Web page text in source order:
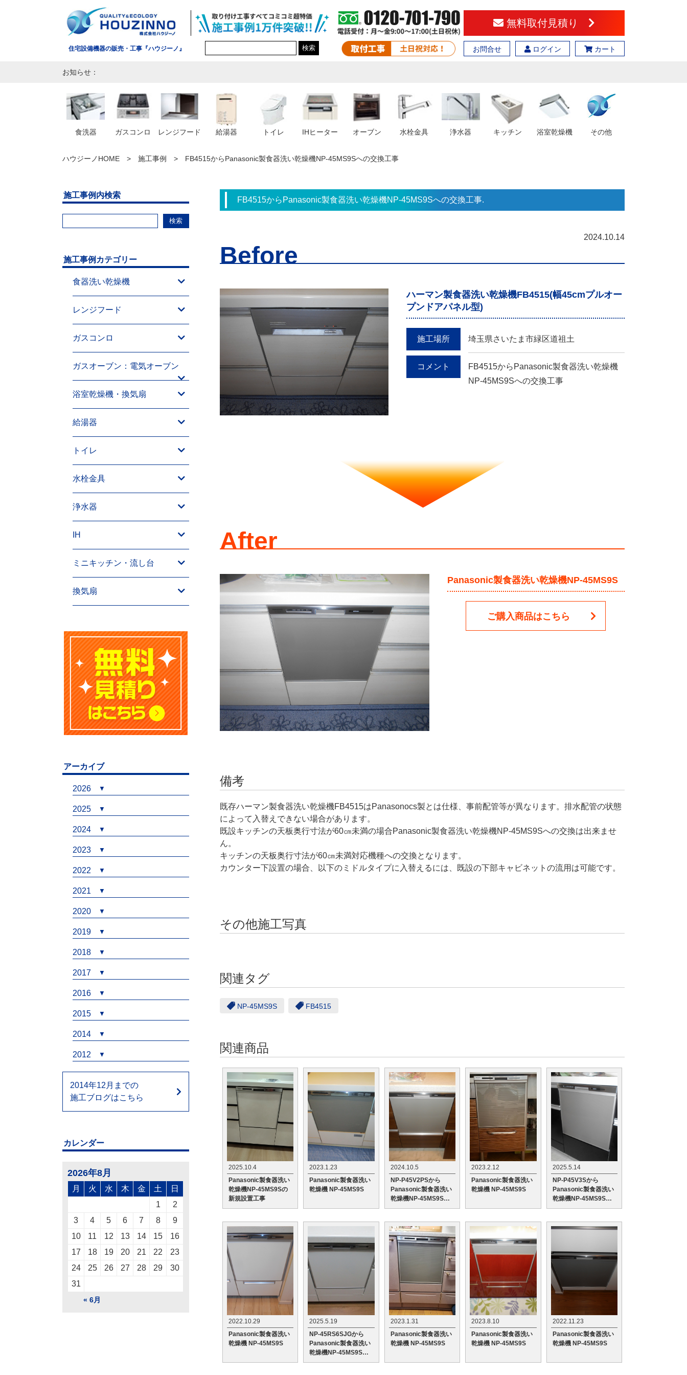
住宅設備機器の販売・工事『ハウジーノ』 検索
無料取付見積り
お問合せ ログイン カート
お知らせ：
食洗器 ガスコンロ レンジフード 給湯器 トイレ IHヒーター オーブン 水栓金具 浄水器 キッチン 浴室乾燥機 その他
ハウジーノHOME 施工事例 FB4515からPanasonic製食器洗い乾燥機NP-45MS9Sへの交換工事
FB4515からPanasonic製食器洗い乾燥機NP-45MS9Sへの交換工事.
2024.10.14
Before
ハーマン製食器洗い乾燥機FB4515(幅45cmプルオー
プンドアパネル型)
施工場所 埼玉県さいたま市緑区道祖土
コメント
FB4515からPanasonic製食器洗い乾燥機
NP-45MS9Sへの交換工事
After
Panasonic製食器洗い乾燥機NP-45MS9S
ご購入商品はこちら
備考
既存ハーマン製食器洗い乾燥機FB4515はPanasonocs製とは仕様、事前配管等が異なります。排水配管の状態
によって入替えできない場合があります。
既設キッチンの天板奥行寸法が60㎝未満の場合Panasonic製食器洗い乾燥機NP-45MS9Sへの交換は出来ませ
ん。
キッチンの天板奥行寸法が60㎝未満対応機種への交換となります。
カウンター下設置の場合、以下のミドルタイプに入替えるには、既設の下部キャビネットの流用は可能です。
その他施工写真
関連タグ
NP-45MS9S FB4515
関連商品
2025.10.4
Panasonic製食器洗い
乾燥機NP-45MS9Sの
新規設置工事
2023.1.23
Panasonic製食器洗い
乾燥機 NP-45MS9S
2024.10.5
NP-P45V2PSから
Panasonic製食器洗い
乾燥機NP-45MS9Sへ
の交換工事
2023.2.12
Panasonic製食器洗い
乾燥機 NP-45MS9S
2025.5.14
NP-P45V3Sから
Panasonic製食器洗い
乾燥機NP-45MS9Sへ
の交換工事
2022.10.29
Panasonic製食器洗い
乾燥機 NP-45MS9S
2025.5.19
NP-45RS6SJGから
Panasonic製食器洗い
乾燥機NP-45MS9Sへ
の交換工事
2023.1.31
Panasonic製食器洗い
乾燥機 NP-45MS9S
2023.8.10
Panasonic製食器洗い
乾燥機 NP-45MS9S
2022.11.23
Panasonic製食器洗い
乾燥機 NP-45MS9S
施工事例内検索
検索
施工事例カテゴリー
食器洗い乾燥機
レンジフード
ガスコンロ
ガスオーブン：電気オーブン
浴室乾燥機・換気扇
給湯器
トイレ
水栓金具
浄水器
IH
ミニキッチン・流し台
換気扇
アーカイブ
2026
2025
2024
2023
2022
2021
2020
2019
2018
2017
2016
2015
2014
2012
2014年12月までの
施工ブログはこちら
カレンダー
2026年8月
月 火 水 木 金 土 日
« 6月
1
2
3
4 5 6 7 8
9
10
11 12 13 14 15
16
17
18 19 20 21 22
23
24
25 26 27 28 29
30
31